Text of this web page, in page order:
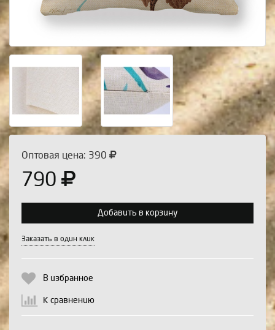
Оптовая цена: 390
790
Выберите количество:
Добавить в корзину
Заказать в один клик
В избранное
К сравнению